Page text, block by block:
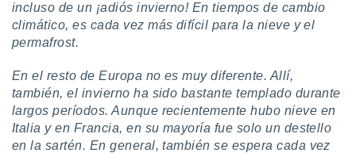
incluso de un ¡adiós invierno! En tiempos de cambio
climático, es cada vez más difícil para la nieve y el
permafrost.
En el resto de Europa no es muy diferente. Allí,
también, el invierno ha sido bastante templado durante
largos períodos. Aunque recientemente hubo nieve en
Italia y en Francia, en su mayoría fue solo un destello
en la sartén. En general, también se espera cada vez